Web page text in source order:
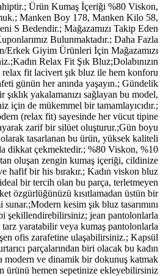
Ürün Kumaş İçeriği %80 Viskon,
Manken Boy 178, Manken Kilo 58,
S Bedendir.; Mağazamızı Takip Eden
Bulunmaktadır.; Daha Fazla
Erkek Giyim Ürünleri İçin Mağazamızı
Relax Fit Şık Bluz;Dolabınızın
fit lacivert şık bluz ile hem konforu
günün her anında yaşayın.; Gündelik
yakalamanızı sağlayan bu model,
için de mükemmel bir tamamlayıcıdır.;
(relax fit) sayesinde her vücut tipine
zarif bir silüet oluşturur.;Gün boyu
tasarlanan bu ürün, yüksek kaliteli
dikkat çekmektedir.; %80 Viskon, %10
oluşan zengin kumaş içeriği, cildinize
hafif bir his bırakır.; Kadın viskon bluz
bir tercih olan bu parça, terletmeyen
özgürlüğünüzü kısıtlamadan üstün bir
kesim şık bluz tasarımını
şekillendirebilirsiniz; jean pantolonlarla
yaratabilir veya kumaş pantolonlarla
ofis zarafetine ulaşabilirsiniz.; Kapsül
parçalarından biri olacak bu kadın
modern ve dinamik bir dokunuş katmak
ürünü hemen sepetinize ekleyebilirsiniz.;